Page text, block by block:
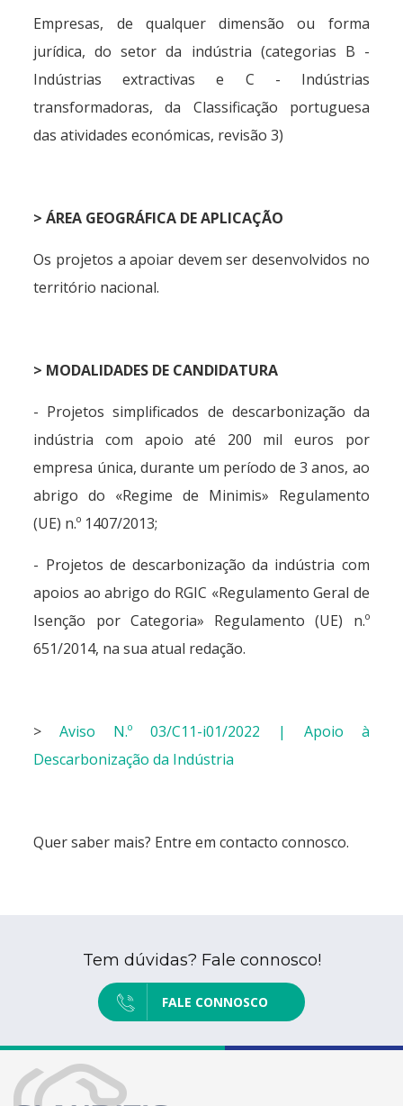
Empresas, de qualquer dimensão ou forma
jurídica, do setor da indústria (categorias B -
Indústrias extractivas e C - Indústrias
transformadoras, da Classificação portuguesa
das atividades económicas, revisão 3)
> ÁREA GEOGRÁFICA DE APLICAÇÃO
Os projetos a apoiar devem ser desenvolvidos no
território nacional.
> MODALIDADES DE CANDIDATURA
- Projetos simplificados de descarbonização da
indústria com apoio até 200 mil euros por
empresa única, durante um período de 3 anos, ao
abrigo do «Regime de Minimis» Regulamento
(UE) n.º 1407/2013;
- Projetos de descarbonização da indústria com
apoios ao abrigo do RGIC «Regulamento Geral de
Isenção por Categoria» Regulamento (UE) n.º
651/2014, na sua atual redação.
>Aviso N.º 03/C11-i01/2022 | Apoio à
Descarbonização da Indústria
Quer saber mais? Entre em contacto connosco.
Tem dúvidas? Fale connosco!
FALE CONNOSCO